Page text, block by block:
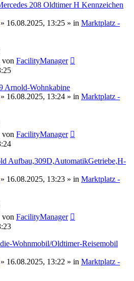
208 Oldtimer H Kennzeichen
16.08.2025, 13:25 » in Marktplatz -
von FacilityManager
Arnold-Wohnkabine
16.08.2025, 13:24 » in Marktplatz -
von FacilityManager
Aufbau,309D,AutomatikGetriebe,H-
16.08.2025, 13:23 » in Marktplatz -
von FacilityManager
Wohnmobil/Oldtimer-Reisemobil
16.08.2025, 13:22 » in Marktplatz -